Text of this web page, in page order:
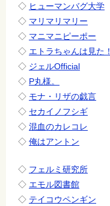
◇ ヒューマンバグ大学
◇ マリマリマリー
◇ マニマニピーポー
◇ エトラちゃんは見た！
◇ ジェルOfficial
◇ P丸様。
◇ モナ・リザの戯言
◇ セカイノフシギ
◇ 混血のカレコレ
◇ 俺はアントン
◇ フェルミ研究所
◇ エモル図書館
◇ テイコウペンギン